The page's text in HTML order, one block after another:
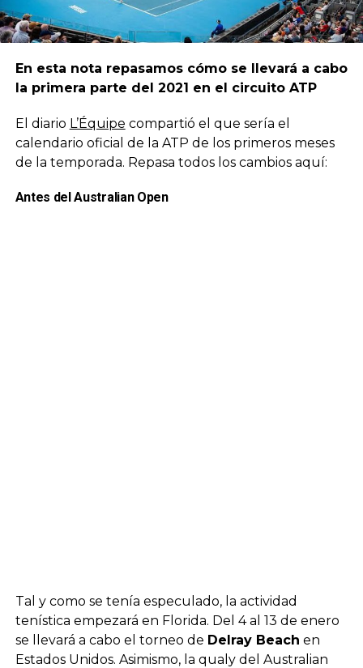
En esta nota repasamos cómo se llevará a cabo
la primera parte del 2021 en el circuito ATP
El diario L’Équipe compartió el que sería el
calendario oficial de la ATP de los primeros meses
de la temporada. Repasa todos los cambios aquí:
Antes del Australian Open
Tal y como se tenía especulado, la actividad
tenística empezará en Florida. Del 4 al 13 de enero
se llevará a cabo el torneo de Delray Beach en
Estados Unidos. Asimismo, la qualy del Australian